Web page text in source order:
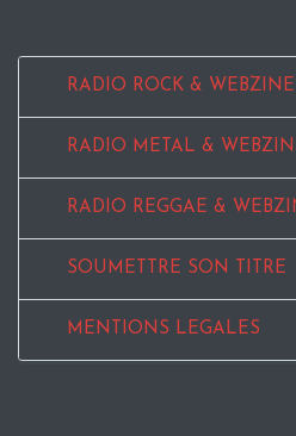
RADIO ROCK &
RADIO METAL &
RADIO REGGAE &
SOUMETTRE SON TITRE
MENTIONS LEGALES